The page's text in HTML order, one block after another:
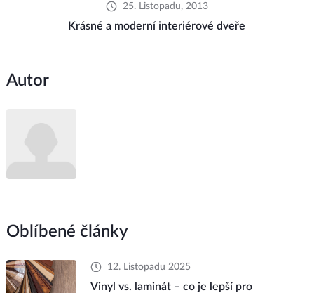
25. Listopadu, 2013
Krásné a moderní interiérové dveře
Autor
Oblíbené články
12. Listopadu 2025
Vinyl vs. laminát – co je lepší pro